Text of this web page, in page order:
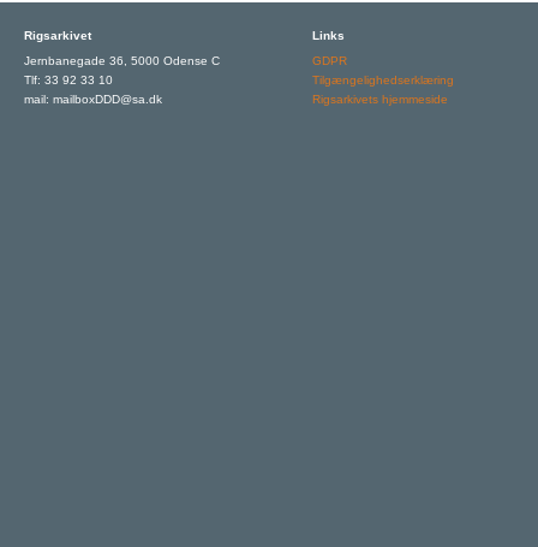
Rigsarkivet
Jernbanegade 36, 5000 Odense C
Tlf: 33 92 33 10
mail: mailboxDDD@sa.dk
Links
GDPR
Tilgængelighedserklæring
Rigsarkivets hjemmeside